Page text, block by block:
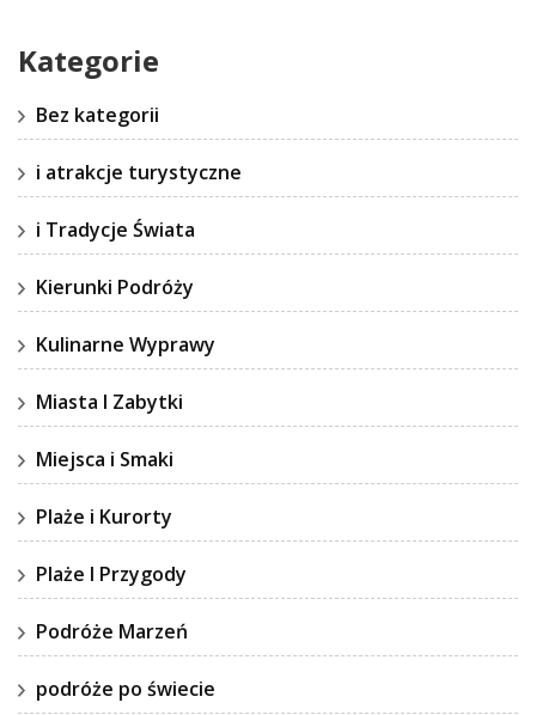
Kategorie
Bez kategorii
i atrakcje turystyczne
i Tradycje Świata
Kierunki Podróży
Kulinarne Wyprawy
Miasta I Zabytki
Miejsca i Smaki
Plaże i Kurorty
Plaże I Przygody
Podróże Marzeń
podróże po świecie